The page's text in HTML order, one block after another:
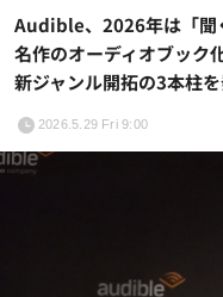
Audible、2026年は「聞
名作のオーディオブック
新ジャンル開拓の3本柱
2026.5.29 Fri 9:00